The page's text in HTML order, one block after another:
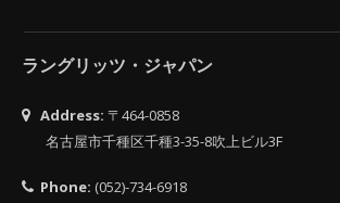
ラングリッツ・ジャパン
Address: 〒464-0858
名古屋市千種区千種3-35-8吹上ビル3F
Phone: (052)-734-6918